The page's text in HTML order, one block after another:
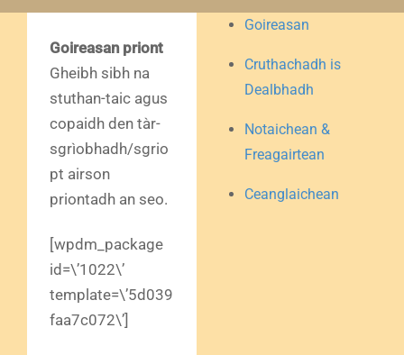
Goireasan priont
Gheibh sibh na
stuthan-taic agus
copaidh den tàr-
sgrìobhadh/sgrio
pt airson
priontadh an seo.
[wpdm_package
id=\’1022\’
template=\’5d039
faa7c072\’]
Goireasan
Cruthachadh is
Dealbhadh
Notaichean &
Freagairtean
Ceanglaichean